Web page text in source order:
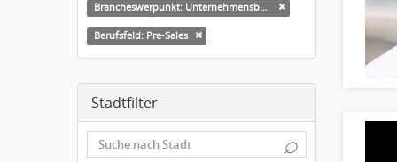
Brancheswerpunkt: Unternehmensberatung
Berufsfeld: Pre-Sales
Stadtfilter
⌕